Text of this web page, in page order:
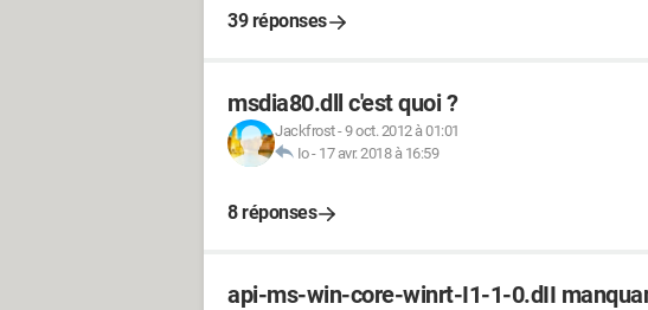
39 réponses
msdia80.dll c'est quoi ?
Jackfrost-9 oct. 2012 à 01:01
Io- 17 avr. 2018 à 16:59
8 réponses
api-ms-win-core-winrt-I1-1-0.dII